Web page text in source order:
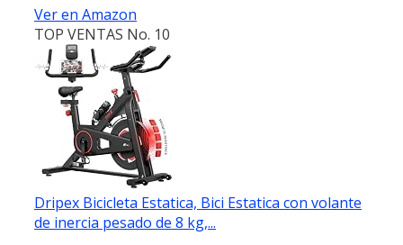
Ver en Amazon
TOP VENTAS No. 10
Dripex Bicicleta Estatica, Bici Estatica con volante
de inercia pesado de 8 kg,...